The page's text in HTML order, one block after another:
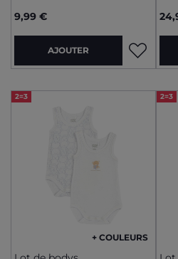
9,99 €
AJOUTER
2=3
+ COULEURS
2=3